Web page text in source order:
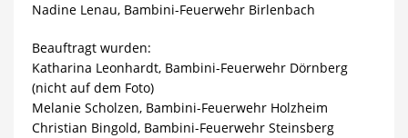
Nadine Lenau, Bambini-Feuerwehr Birlenbach
Beauftragt wurden:
Katharina Leonhardt, Bambini-Feuerwehr Dörnberg
(nicht auf dem Foto)
Melanie Scholzen, Bambini-Feuerwehr Holzheim
Christian Bingold, Bambini-Feuerwehr Steinsberg